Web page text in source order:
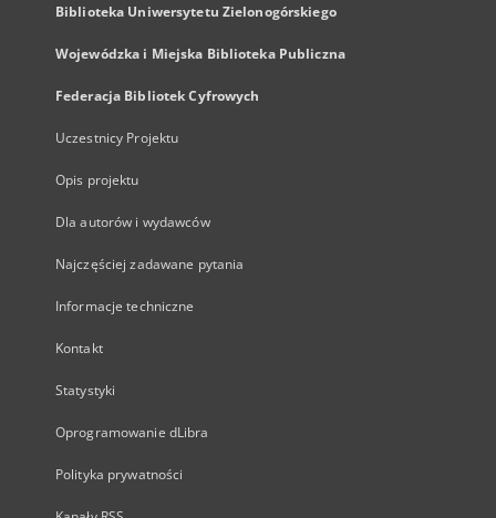
Biblioteka Uniwersytetu Zielonogórskiego
Wojewódzka i Miejska Biblioteka Publiczna
Federacja Bibliotek Cyfrowych
Uczestnicy Projektu
Opis projektu
Dla autorów i wydawców
Najczęściej zadawane pytania
Informacje techniczne
Kontakt
Statystyki
Oprogramowanie dLibra
Polityka prywatności